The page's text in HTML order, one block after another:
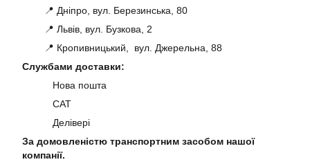
📍 Дніпро, вул. Березинська, 80
📍 Львів, вул. Бузкова, 2
📍 Кропивницький, вул. Джерельна, 88
Службами доставки:
Нова пошта
САТ
Делівері
За домовленістю транспортним засобом нашої
компанії.